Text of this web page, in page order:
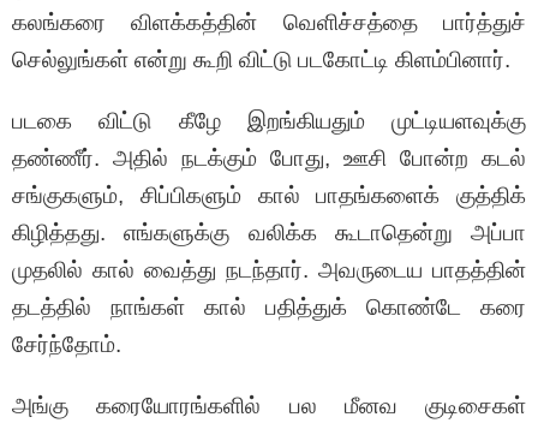
கலங்கரை விளக்கத்தின் வெளிச்சத்தை பார்த்துச்
செல்லுங்கள் என்று கூறி விட்டு படகோட்டி கிளம்பினார்.
படகை விட்டு கீழே இறங்கியதும் முட்டியளவுக்கு
தண்ணீர். அதில் நடக்கும் போது, ஊசி போன்ற கடல்
சங்குகளும், சிப்பிகளும் கால் பாதங்களைக் குத்திக்
கிழித்தது. எங்களுக்கு வலிக்க கூடாதென்று அப்பா
முதலில் கால் வைத்து நடந்தார். அவருடைய பாதத்தின்
தடத்தில் நாங்கள் கால் பதித்துக் கொண்டே கரை
சேர்ந்தோம்.
அங்கு கரையோரங்களில் பல மீனவ குடிசைகள்